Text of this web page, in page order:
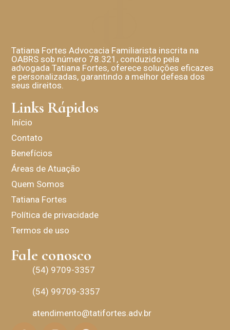
Tatiana Fortes Advocacia Familiarista inscrita na
OABRS sob número 78.321, conduzido pela
advogada Tatiana Fortes, oferece soluções eficazes
e personalizadas, garantindo a melhor defesa dos
seus direitos.
Links Rápidos
Início
Contato
Benefícios
Áreas de Atuação
Quem Somos
Tatiana Fortes
Política de privacidade
Termos de uso
Fale conosco
(54) 9709-3357
(54) 99709-3357
atendimento@tatifortes.adv.br